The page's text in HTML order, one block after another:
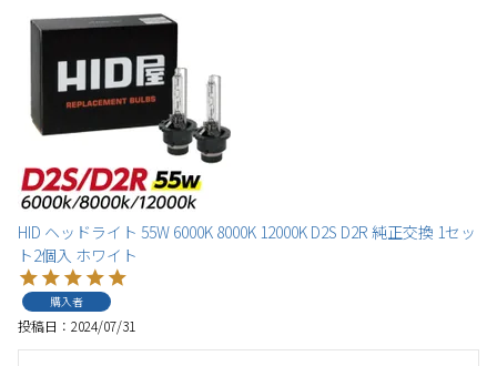
HID ヘッドライト 55W 6000K 8000K 12000K D2S D2R 純正交換 1セッ
ト2個入 ホワイト
購入者
投稿日 2024/07/31